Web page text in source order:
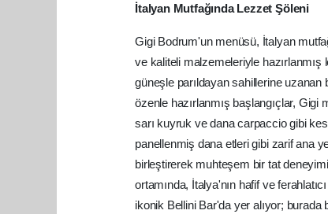
İtalyan Mutfağında Lezzet Şöleni
Gigi Bodrum'un menüsü, İtalyan
ve kaliteli malzemeleriyle hazırlanmış
güneşle parıldayan sahillerine
özenle hazırlanmış başlangıçlar, Gigi
sarı kuyruk ve dana carpaccio gibi
panellenmiş dana etleri gibi zarif ana
birleştirerek muhteşem bir tat
ortamında, İtalya'nın hafif ve
ikonik Bellini Bar'da yer alıyor;